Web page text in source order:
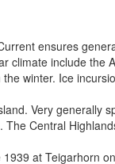
ensures
include
winter. Ice
Very generally
Central
at Teigarhorn